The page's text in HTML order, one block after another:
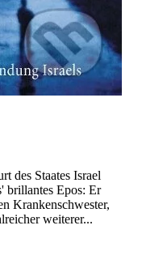
des Staates Israel
brillantes Epos: Er
Krankenschwester,
weiterer...